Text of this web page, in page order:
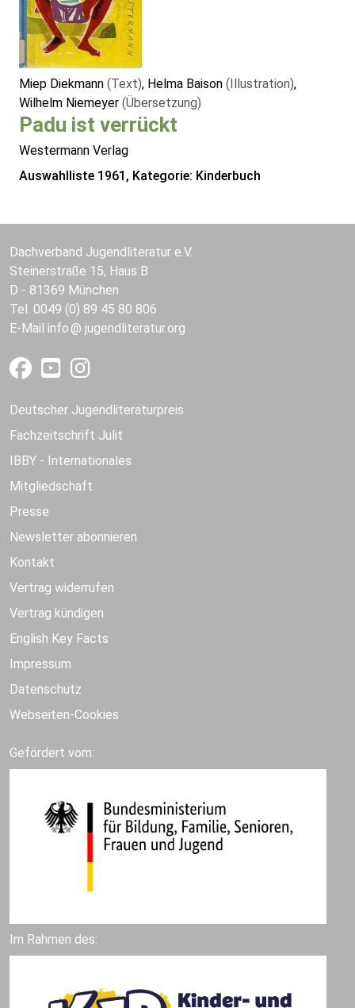
Miep Diekmann (Text), Helma Baison (Illustration),
Wilhelm Niemeyer (Übersetzung)
Padu ist verrückt
Westermann Verlag
Auswahlliste 1961, Kategorie: Kinderbuch
Dachverband Jugendliteratur e.V.
Steinerstraße 15, Haus B
D - 81369 München
Tel. 0049 (0) 89 45 80 806
E-Mail info jugendliteratur.org
Deutscher Jugendliteraturpreis
Fachzeitschrift Julit
IBBY - Internationales
Mitgliedschaft
Presse
Newsletter abonnieren
Kontakt
Vertrag widerrufen
Vertrag kündigen
English Key Facts
Impressum
Datenschutz
Webseiten-Cookies
Gefördert vom:
Im Rahmen des: